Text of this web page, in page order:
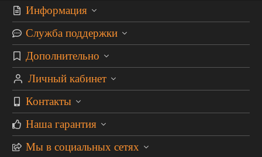
Информация
Служба поддержки
Дополнительно
Личный кабинет
Контакты
Наша гарантия
Мы в социальных сетях